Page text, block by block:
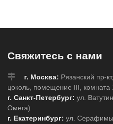
Свяжитесь с нами
г. Москва: Рязанский пр-
цоколь, помещение III, комната
г. Санкт-Петербург: ул.
Омега)
г. Екатеринбург: ул. Серафимы